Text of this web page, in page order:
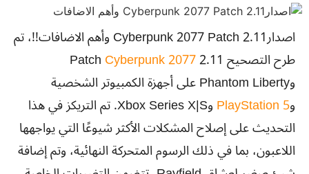
اصدارCyberpunk 2077 Patch 2.11 وأهم الاضافات!!، تم
طرح التصحيح 2.11 Patch
Cyberpunk 2077
وPhantom Liberty على أجهزة الكمبيوتر الشخصية
وPlayStation 5
وXbox Series X|S. تم التريكز في هذا
التحديث على إصلاح المشكلات الأكثر شيوعًا التي يواجهها
اللاعبون، بما في ذلك الرسوم المتحركة النهائية، وتم إضافة